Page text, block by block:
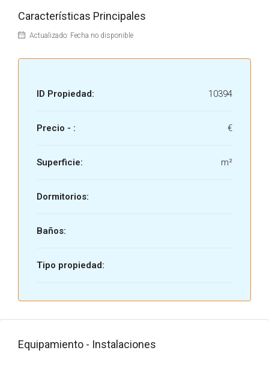
Características Principales
Actualizado: Fecha no disponible
ID Propiedad: 10394
Precio - : €
Superficie: m²
Dormitorios:
Baños:
Tipo propiedad:
Equipamiento - Instalaciones